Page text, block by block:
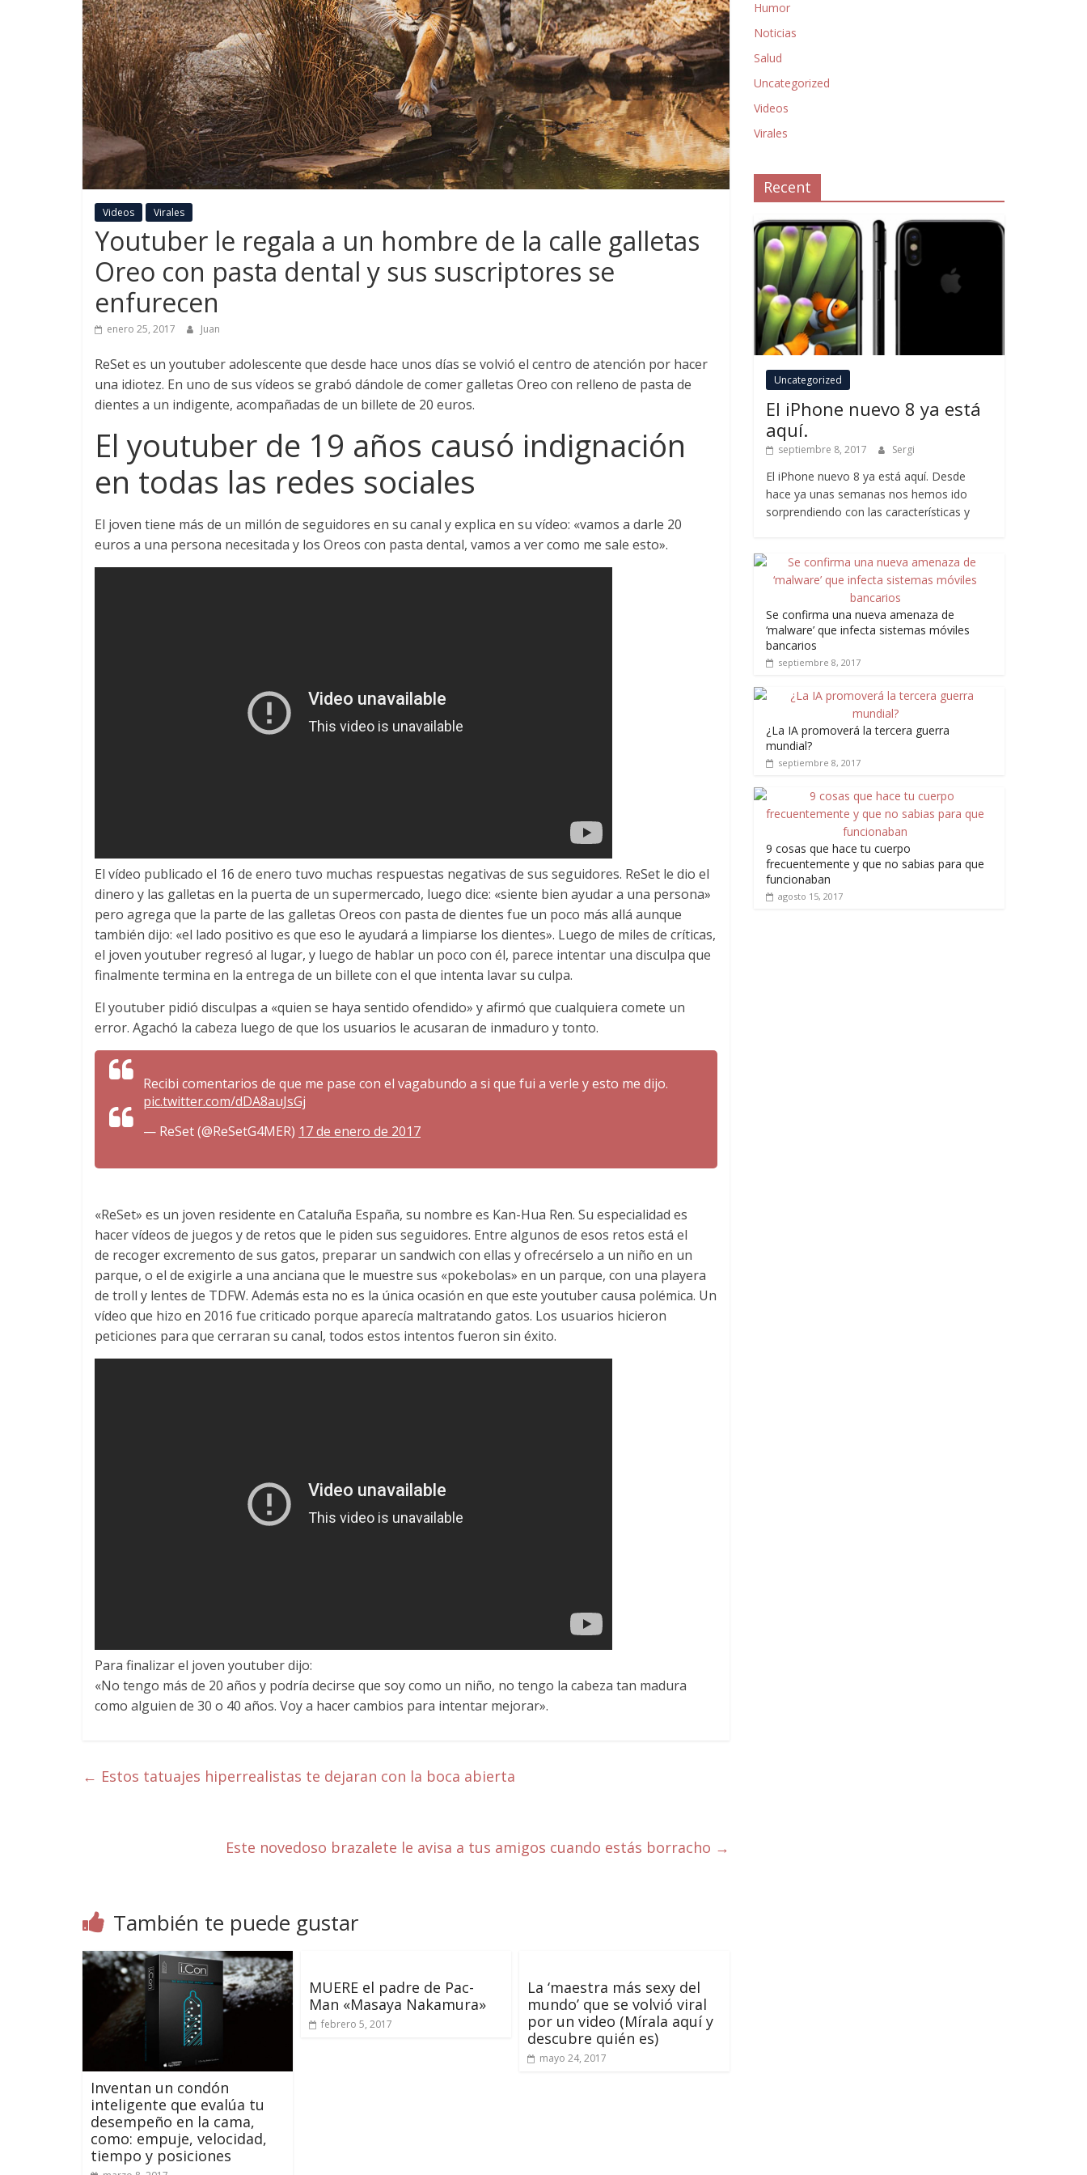
Videos Virales
Youtuber le regala a un hombre de la calle galletas
Oreo con pasta dental y sus suscriptores se
enfurecen
enero 25, 2017 Juan
ReSet es un youtuber adolescente que desde hace unos días se volvió el centro de atención por hacer
una idiotez. En uno de sus vídeos se grabó dándole de comer galletas Oreo con relleno de pasta de
dientes a un indigente, acompañadas de un billete de 20 euros.
El youtuber de 19 años causó indignación
en todas las redes sociales
El joven tiene más de un millón de seguidores en su canal y explica en su vídeo: «vamos a darle 20
euros a una persona necesitada y los Oreos con pasta dental, vamos a ver como me sale esto».
El vídeo publicado el 16 de enero tuvo muchas respuestas negativas de sus seguidores. ReSet le dio el
dinero y las galletas en la puerta de un supermercado, luego dice: «siente bien ayudar a una persona»
pero agrega que la parte de las galletas Oreos con pasta de dientes fue un poco más allá aunque
también dijo: «el lado positivo es que eso le ayudará a limpiarse los dientes». Luego de miles de críticas,
el joven youtuber regresó al lugar, y luego de hablar un poco con él, parece intentar una disculpa que
finalmente termina en la entrega de un billete con el que intenta lavar su culpa.
El youtuber pidió disculpas a «quien se haya sentido ofendido» y afirmó que cualquiera comete un
error. Agachó la cabeza luego de que los usuarios le acusaran de inmaduro y tonto.
Recibi comentarios de que me pase con el vagabundo a si que fui a verle y esto me dijo.
pic.twitter.com/dDA8auJsGj
— ReSet (@ReSetG4MER) 17 de enero de 2017
«ReSet» es un joven residente en Cataluña España, su nombre es Kan-Hua Ren. Su especialidad es
hacer vídeos de juegos y de retos que le piden sus seguidores. Entre algunos de esos retos está el
de recoger excremento de sus gatos, preparar un sandwich con ellas y ofrecérselo a un niño en un
parque, o el de exigirle a una anciana que le muestre sus «pokebolas» en un parque, con una playera
de troll y lentes de TDFW. Además esta no es la única ocasión en que este youtuber causa polémica. Un
vídeo que hizo en 2016 fue criticado porque aparecía maltratando gatos. Los usuarios hicieron
peticiones para que cerraran su canal, todos estos intentos fueron sin éxito.
Para finalizar el joven youtuber dijo:
«No tengo más de 20 años y podría decirse que soy como un niño, no tengo la cabeza tan madura
como alguien de 30 o 40 años. Voy a hacer cambios para intentar mejorar».
← Estos tatuajes hiperrealistas te dejaran con la boca abierta
Este novedoso brazalete le avisa a tus amigos cuando estás borracho →
También te puede gustar
Inventan un condón
inteligente que evalúa tu
desempeño en la cama,
como: empuje, velocidad,
tiempo y posiciones
MUERE el padre de Pac-
Man «Masaya Nakamura»
febrero 5, 2017
La ‘maestra más sexy del
mundo’ que se volvió viral
por un video (Mírala aquí y
descubre quién es)
mayo 24, 2017
Humor
Noticias
Salud
Uncategorized
Videos
Virales
Recent
Uncategorized
El iPhone nuevo 8 ya está
aquí.
septiembre 8, 2017 Sergi
El iPhone nuevo 8 ya está aquí. Desde
hace ya unas semanas nos hemos ido
sorprendiendo con las características y
Se confirma una nueva amenaza de
‘malware’ que infecta sistemas móviles
bancarios
septiembre 8, 2017
¿La IA promoverá la tercera guerra
mundial?
septiembre 8, 2017
9 cosas que hace tu cuerpo
frecuentemente y que no sabias para que
funcionaban
agosto 15, 2017